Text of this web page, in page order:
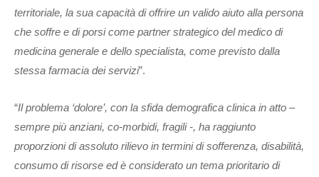
territoriale, la sua capacità di offrire un valido aiuto alla persona
che soffre e di porsi come partner strategico del medico di
medicina generale e dello specialista, come previsto dalla
stessa farmacia dei servizi”.
“Il problema ‘dolore’, con la sfida demografica clinica in atto –
sempre più anziani, co-morbidi, fragili -, ha raggiunto
proporzioni di assoluto rilievo in termini di sofferenza, disabilità,
consumo di risorse ed è considerato un tema prioritario di